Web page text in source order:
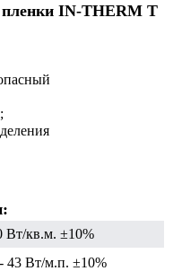
IN-THERM T
Вт/кв.м. ±10%
43 Вт/м.п. ±10%